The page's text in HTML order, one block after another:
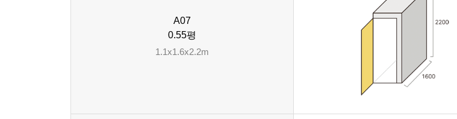
A07
0.55평
1.1x1.6x2.2m